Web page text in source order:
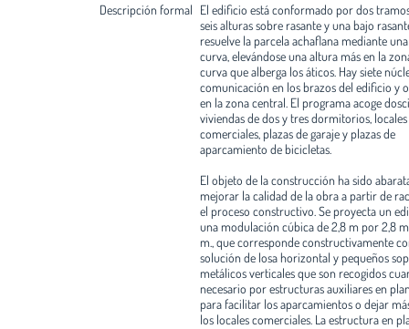
Descripción formal El edificio está conformado por dos
seis alturas sobre rasante y una bajo
resuelve la parcela achaflana mediante
curva, elevándose una altura más en la
curva que alberga los áticos. Hay siete
comunicación en los brazos del edificio y
en la zona central. El programa acoge
viviendas de dos y tres dormitorios, locales
comerciales, plazas de garaje y plazas de
aparcamiento de bicicletas.
El objeto de la construcción ha sido
mejorar la calidad de la obra a partir de
el proceso constructivo. Se proyecta un
una modulación cúbica de 2,8 m por 2,8
m., que corresponde constructivamente
solución de losa horizontal y pequeños
metálicos verticales que son recogidos
necesario por estructuras auxiliares en
para facilitar los aparcamientos o dejar
los locales comerciales. La estructura en